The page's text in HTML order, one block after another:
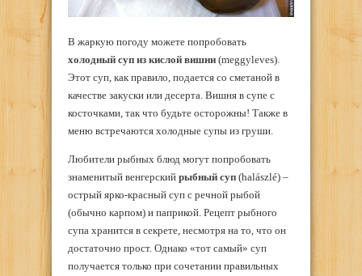
В жаркую погоду можете попробовать
холодный суп из кислой вишни (meggyleves).
Этот суп, как правило, подается со сметаной в
качестве закуски или десерта. Вишня в супе с
косточками, так что будьте осторожны! Также в
меню встречаются холодные супы из груши.
Любители рыбных блюд могут попробовать
знаменитый венгерский рыбный суп (halászlé) –
острый ярко-красный суп с речной рыбой
(обычно карпом) и паприкой. Рецепт рыбного
супа хранится в секрете, несмотря на то, что он
достаточно прост. Однако «тот самый» суп
получается только при сочетании правильных